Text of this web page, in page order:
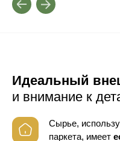
Идеальный
и внимание к
Сырье,
паркета, имеет